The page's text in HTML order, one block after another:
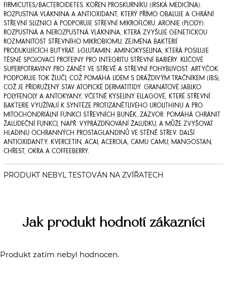
FIRMICUTES/BACTEROIDETES. KOŘEN PROSKURNÍKU (IRSKÁ MEDICÍNA):
ROZPUSTNÁ VLÁKNINA A ANTIOXIDANT, KTERÝ PŘÍMO OBALUJE A CHRÁNÍ
STŘEVNÍ SLIZNICI A PODPORUJE STŘEVNÍ MIKROFLÓRU. ARONIE (PLODY):
ROZPUSTNÁ A NEROZPUSTNÁ VLÁKNINA, KTERÁ ZVYŠUJE GENETICKOU
ROZMANITOST STŘEVNÍHO MIKROBIOMU, ZEJMÉNA BAKTERIÍ
PRODUKUJÍCÍCH BUTYRÁT. L-GLUTAMIN: AMINOKYSELINA, KTERÁ POSILUJE
TĚSNÉ SPOJOVACÍ PROTEINY PRO INTEGRITU STŘEVNÍ BARIÉRY. KLÍČOVÉ
SUPERPOTRAVINY PRO ZÁNĚT VE STŘEVĚ A STŘEVNÍ POHYBLIVOST: ARTYČOK:
PODPORUJE TOK ŽLUČI, COŽ POMÁHÁ LIDEM S DRÁŽDIVÝM TRAČNÍKEM (IBS),
COŽ JE PŘIDRUŽENÝ STAV ATOPICKÉ DERMATITIDY. GRANÁTOVÉ JABLKO:
POLYFENOLY A ANTOKYANY, VČETNĚ KYSELINY ELLAGOVÉ, KTERÉ STŘEVNÍ
BAKTERIE VYUŽÍVAJÍ K SYNTÉZE PROTIZÁNĚTLIVÉHO UROLITHINU A PRO
MITOCHONDRIÁLNÍ FUNKCI STŘEVNÍCH BUNĚK. ZÁZVOR: POMÁHÁ CHRÁNIT
ŽALUDEČNÍ FUNKCI, NAPŘ. VYPRÁZDŇOVÁNÍ ŽALUDKU, A MŮŽE ZVYŠOVAT
HLADINU OCHRANNÝCH PROSTAGLANDINŮ VE STĚNĚ STŘEV. DALŠÍ
ANTIOXIDANTY: KVERCETIN, ACAI, ACEROLA, CAMU CAMU, MANGOSTAN,
CHŘEST, OKRA A COFFEEBERRY.
Jak produkt hodnotí zákazníci
Produkt zatím nebyl hodnocen.